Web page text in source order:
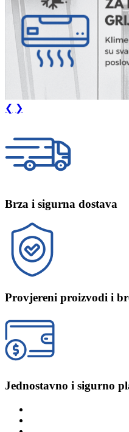
❮ ❯
Brza i sigurna dostava
Provjereni proizvodi i
Jednostavno i sigurno